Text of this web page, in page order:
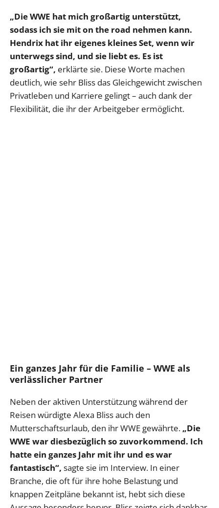
„Die WWE hat mich großartig unterstützt,
sodass ich sie mit on the road nehmen kann.
Hendrix hat ihr eigenes kleines Set, wenn wir
unterwegs sind, und sie liebt es. Es ist
großartig“, erklärte sie. Diese Worte machen
deutlich, wie sehr Bliss das Gleichgewicht zwischen
Privatleben und Karriere gelingt – auch dank der
Flexibilität, die ihr der Arbeitgeber ermöglicht.
Ein ganzes Jahr für die Familie – WWE als
verlässlicher Partner
Neben der aktiven Unterstützung während der
Reisen würdigte Alexa Bliss auch den
Mutterschaftsurlaub, den ihr WWE gewährte. „Die
WWE war diesbezüglich so zuvorkommend. Ich
hatte ein ganzes Jahr mit ihr und es war
fantastisch“, sagte sie im Interview. In einer
Branche, die oft für ihre hohe Belastung und
knappen Zeitpläne bekannt ist, hebt sich diese